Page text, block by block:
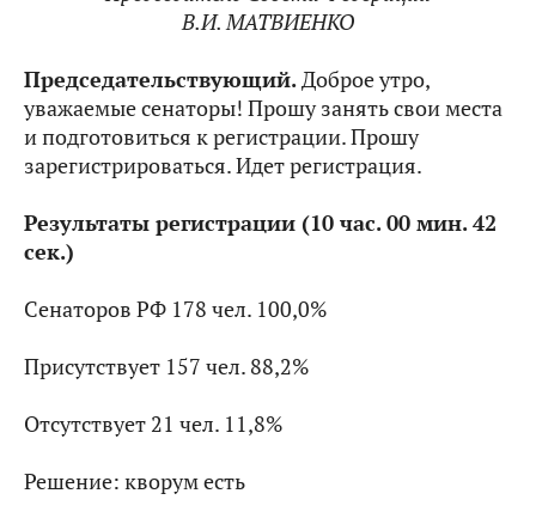
В.И. МАТВИЕНКО
Председательствующий.Доброе утро,
уважаемые сенаторы! Прошу занять свои места
и подготовиться к регистрации. Прошу
зарегистрироваться. Идет регистрация.
Результаты регистрации (10 час. 00 мин. 42
сек.)
Сенаторов РФ 178 чел. 100,0%
Присутствует 157 чел. 88,2%
Отсутствует 21 чел. 11,8%
Решение: кворум есть